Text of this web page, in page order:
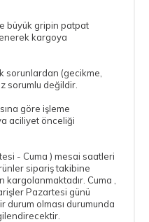
büyük gripin patpat
kargoya
sorunlardan (gecikme,
sorumlu değildir.
göre işleme
aciliyet önceliği
- Cuma ) mesai saatleri
sipariş takibine
Cuma ,
Pazartesi günü
olması durumunda